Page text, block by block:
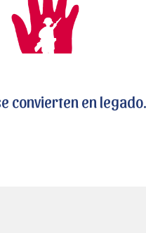
convierten en legado.